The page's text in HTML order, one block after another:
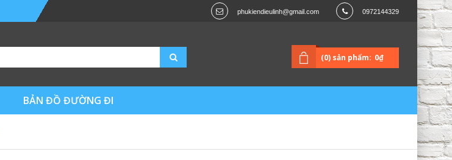
phukiendieulinh@gmail.com 0972144329
(0) sản phẩm: 0₫
BẢN ĐỒ ĐƯỜNG ĐI